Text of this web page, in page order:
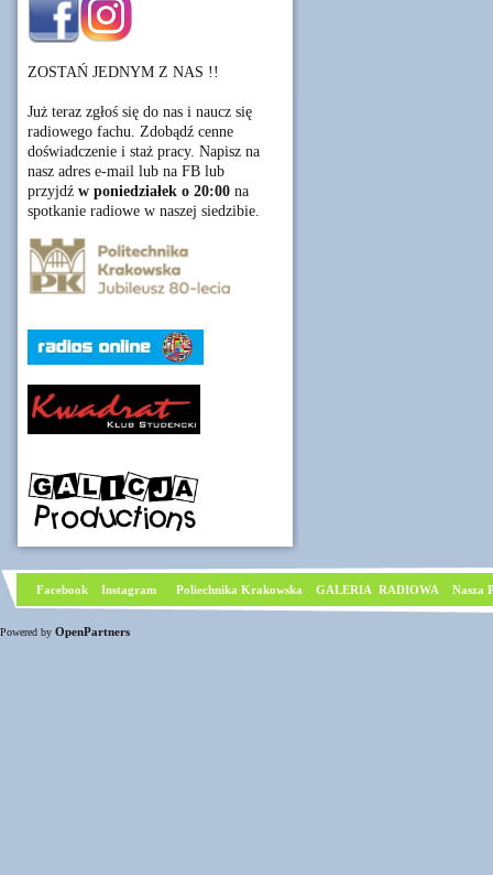
ZOSTAŃ JEDNYM Z NAS !!
Już teraz zgłoś się do nas i naucz się
radiowego fachu. Zdobądź cenne
doświadczenie i staż pracy. Napisz na
nasz adres e-mail lub na FB lub
przyjdź w poniedziałek o 20:00 na
spotkanie radiowe w naszej siedzibie.
Facebook Instagram Poliechnika Krakowska GALERIA RADIOWA Nasza
Powered by OpenPartners